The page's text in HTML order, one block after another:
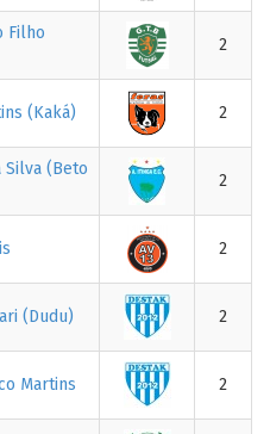
Filho
2
(Kaká) 2
Silva (Beto
2
2
(Dudu) 2
Martins 2